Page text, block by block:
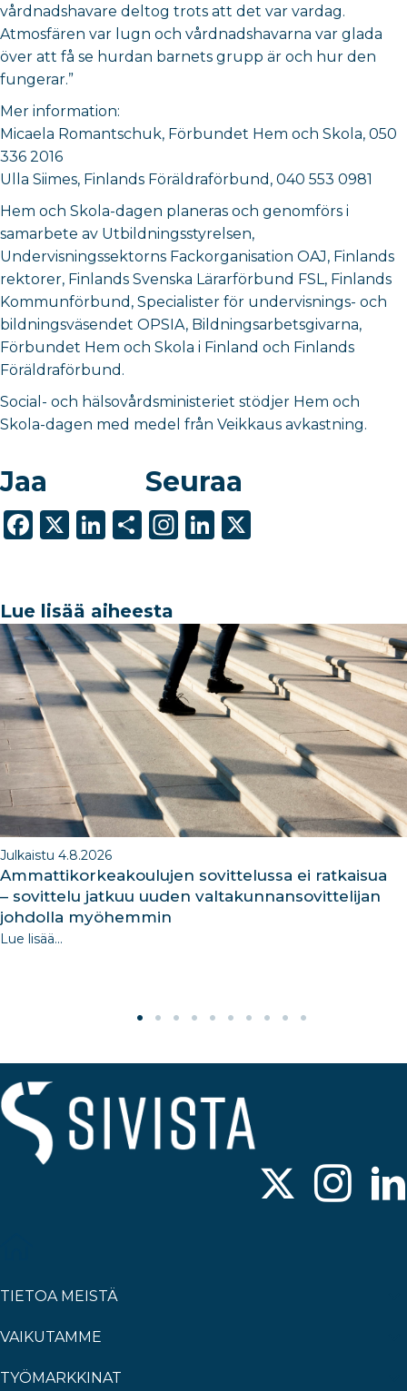
vårdnadshavare deltog trots att det var vardag.
Atmosfären var lugn och vårdnadshavarna var glada
över att få se hurdan barnets grupp är och hur den
fungerar.”
Mer information:
Micaela Romantschuk, Förbundet Hem och Skola, 050
336 2016
Ulla Siimes, Finlands Föräldraförbund, 040 553 0981
Hem och Skola-dagen planeras och genomförs i
samarbete av Utbildningsstyrelsen,
Undervisningssektorns Fackorganisation OAJ, Finlands
rektorer, Finlands Svenska Lärarförbund FSL, Finlands
Kommunförbund, Specialister för undervisnings- och
bildningsväsendet OPSIA, Bildningsarbetsgivarna,
Förbundet Hem och Skola i Finland och Finlands
Föräldraförbund.
Social- och hälsovårdsministeriet stödjer Hem och
Skola-dagen med medel från Veikkaus avkastning.
Jaa
F
e
b
o
o
k
X
Li
e
dI
n
S
e
Seuraa
In
ra
m
Li
dI
n
Lue lisää aiheesta
Julkaistu 4.8.2026
Ammattikorkeakoulujen sovittelussa ei ratkaisua
– sovittelu jatkuu uuden valtakunnansovittelijan
johdolla myöhemmin
Lue lisää...
TIETOA MEISTÄ
VAIKUTAMME
TYÖMARKKINAT